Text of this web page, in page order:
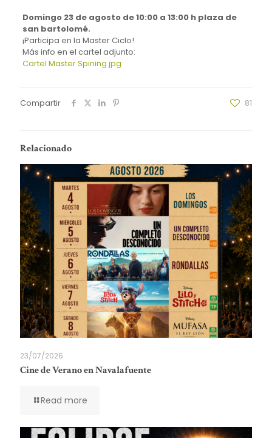
Domingo 23 de agosto de 10:00 a 13:00 h plaza de
san bartolomé.
¡Participa en la Master Ciclo!
Más info en el cartel adjunto:
Cartel Master Spining.jpg
Compartir 81
Relacionado
23/07/2026
Cine de Verano en Navalafuente
Read more